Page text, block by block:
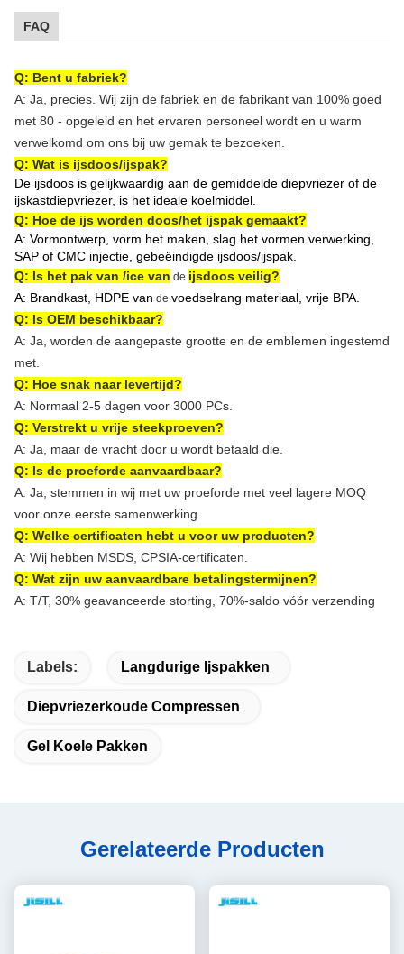
FAQ
Q: Bent u fabriek?
A: Ja, precies. Wij zijn de fabriek en de fabrikant van 100% goed
met 80 - opgeleid en het ervaren personeel wordt en u warm
verwelkomd om ons bij uw gemak te bezoeken.
Q: Wat is ijsdoos/ijspak?
De ijsdoos is gelijkwaardig aan de gemiddelde diepvriezer of de
ijskastdiepvriezer, is het ideale koelmiddel.
Q: Hoe de ijs worden doos/het ijspak gemaakt?
A: Vormontwerp, vorm het maken, slag het vormen verwerking,
SAP of CMC injectie, gebeëindigde ijsdoos/ijspak.
Q: Is het pak van /ice van de ijsdoos veilig?
A: Brandkast, HDPE van de voedselrang materiaal, vrije BPA.
Q: Is OEM beschikbaar?
A: Ja, worden de aangepaste grootte en de emblemen ingestemd
met.
Q: Hoe snak naar levertijd?
A: Normaal 2-5 dagen voor 3000 PCs.
Q: Verstrekt u vrije steekproeven?
A: Ja, maar de vracht door u wordt betaald die.
Q: Is de proeforde aanvaardbaar?
A: Ja, stemmen in wij met uw proeforde met veel lagere MOQ
voor onze eerste samenwerking.
Q: Welke certificaten hebt u voor uw producten?
A: Wij hebben MSDS, CPSIA-certificaten.
Q: Wat zijn uw aanvaardbare betalingstermijnen?
A: T/T, 30% geavanceerde storting, 70%-saldo vóór verzending
Labels: Langdurige Ijspakken
Diepvriezerkoude Compressen
Gel Koele Pakken
Gerelateerde Producten